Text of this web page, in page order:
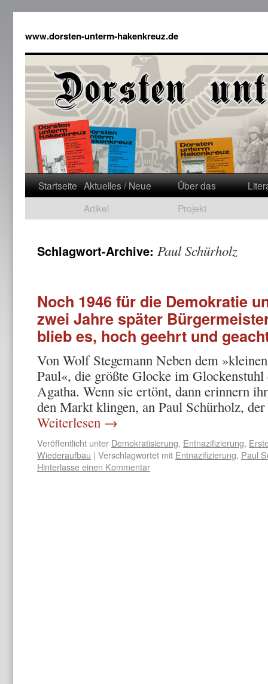
www.dorsten-unterm-hakenkreuz.de
Startseite Aktuelles / Neue
Artikel
Über das
Projekt
Schlagwort-Archive: Paul Schürholz
Noch 1946 für die Demokratie
zwei Jahre später
blieb es, hoch geehrt und
Von Wolf Stegemann Neben dem
Paul«, die größte Glocke im
Agatha. Wenn sie ertönt, dann erinnern
den Markt klingen, an Paul Schür­holz,
Weiterlesen →
Veröffentlicht unter Demokratisierung, Entnazifizierung,
Wiederaufbau | Verschlagwortet mit Entnazifizierung, Paul
Hinterlasse einen Kommentar